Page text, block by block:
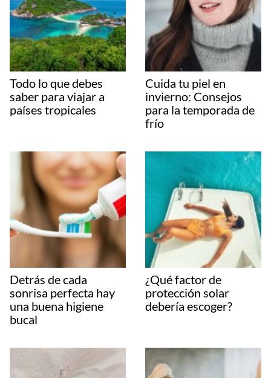
Todo lo que debes
saber para viajar a
países tropicales
Cuida tu piel en
invierno: Consejos
para la temporada de
frío
Detrás de cada
sonrisa perfecta hay
una buena higiene
bucal
¿Qué factor de
protección solar
debería escoger?